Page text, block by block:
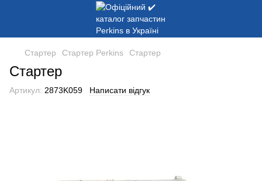
Стартер Стартер Perkins Стартер
Стартер
Артикул: 2873K059 Написати відгук